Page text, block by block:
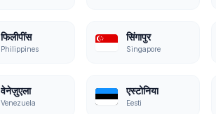
फिलीपींस
Philippines
सिंगापुर
Singapore
वेनेज़ुएला
Venezuela
एस्टोनिया
Eesti